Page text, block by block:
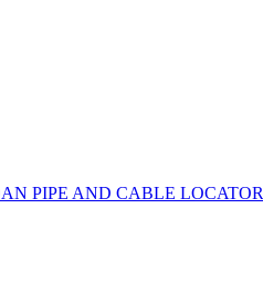
PIPE AND CABLE LOCATOR